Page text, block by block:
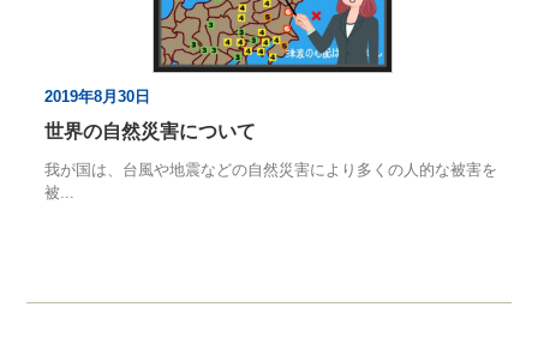
2019年8月30日
世界の自然災害について
我が国は、台風や地震などの自然災害により多くの人的な被害を
被...